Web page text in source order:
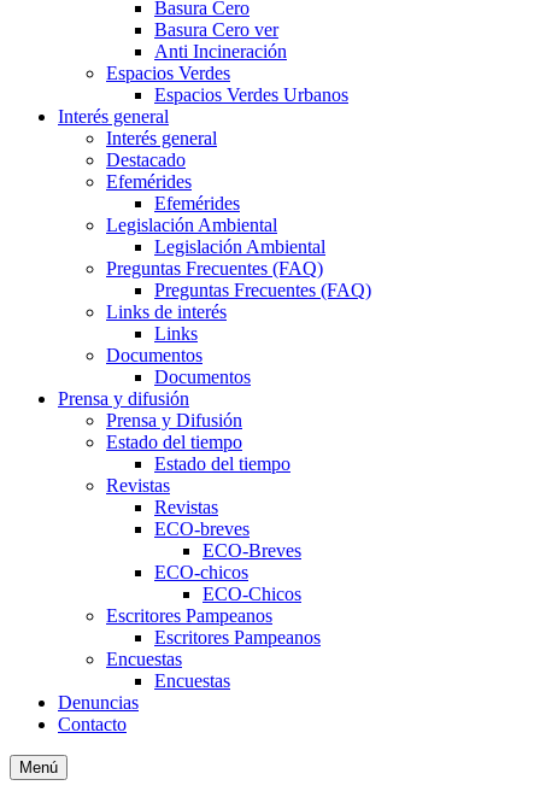
Basura Cero
Basura Cero ver
Anti Incineración
Espacios Verdes
Espacios Verdes Urbanos
Interés general
Interés general
Destacado
Efemérides
Efemérides
Legislación Ambiental
Legislación Ambiental
Preguntas Frecuentes (FAQ)
Preguntas Frecuentes (FAQ)
Links de interés
Links
Documentos
Documentos
Prensa y difusión
Prensa y Difusión
Estado del tiempo
Estado del tiempo
Revistas
Revistas
ECO-breves
ECO-Breves
ECO-chicos
ECO-Chicos
Escritores Pampeanos
Escritores Pampeanos
Encuestas
Encuestas
Denuncias
Contacto
Menú